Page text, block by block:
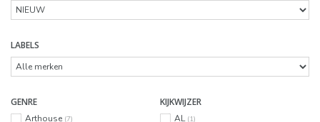
LABELS
GENRE
Arthouse (7)
KIJKWIJZER
AL (1)